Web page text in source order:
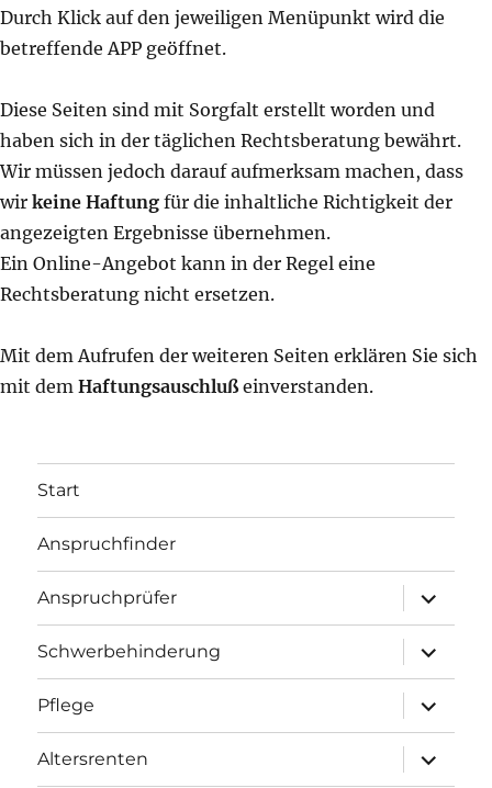
Durch Klick auf den jeweiligen Menüpunkt wird die
betreffende APP geöffnet.
Diese Seiten sind mit Sorgfalt erstellt worden und
haben sich in der täglichen Rechtsberatung bewährt.
Wir müssen jedoch darauf aufmerksam machen, dass
wir keine Haftung für die inhaltliche Richtigkeit der
angezeigten Ergebnisse übernehmen.
Ein Online-Angebot kann in der Regel eine
Rechtsberatung nicht ersetzen.
Mit dem Aufrufen der weiteren Seiten erklären Sie sich
mit dem Haftungsauschluß einverstanden.
Start
Anspruchfinder
Anspruchprüfer
Untermenü
öffnen
Schwerbehinderung
Untermenü
öffnen
Pflege
Untermenü
öffnen
Altersrenten
Untermenü
öffnen